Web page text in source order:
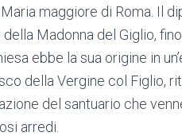
maggiore di Roma. Il
Madonna del Giglio,
ebbe la sua origine in
della Vergine col Figlio,
del santuario che
arredi.